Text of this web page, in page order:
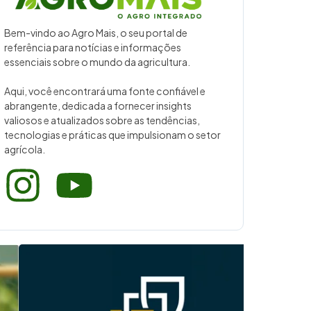
Bem-vindo ao Agro Mais, o seu portal de
referência para notícias e informações
essenciais sobre o mundo da agricultura.
Aqui, você encontrará uma fonte confiável e
abrangente, dedicada a fornecer insights
valiosos e atualizados sobre as tendências,
tecnologias e práticas que impulsionam o setor
agrícola.